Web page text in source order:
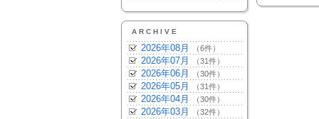
ARCHIVE
2026年08月 （6件）
2026年07月 （31件）
2026年06月 （30件）
2026年05月 （31件）
2026年04月 （30件）
2026年03月 （32件）